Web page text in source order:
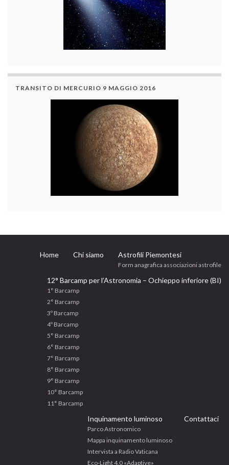
TRANSITO DI MERCURIO 9 MAGGIO 2016
Home Chi siamo Astrofili Piemontesi
Form anagrafica associazioni astrofile
12° Barcamp per l’Astronomia – Ochieppo inferiore (BI)
1° Barcamp
2° Barcamp
3º Barcamp
4º Barcamp
5° Barcamp
6° Barcamp
7° Barcamp
8° Barcamp
9° Barcamp
10° Barcamp
11° Barcamp
Inquinamento luminoso
Parco Astronomico
Mappa inquinamento luminoso
Intervista a Radio Vaticana
Eco‐Light 4.0 «Adaptive»
Contattaci